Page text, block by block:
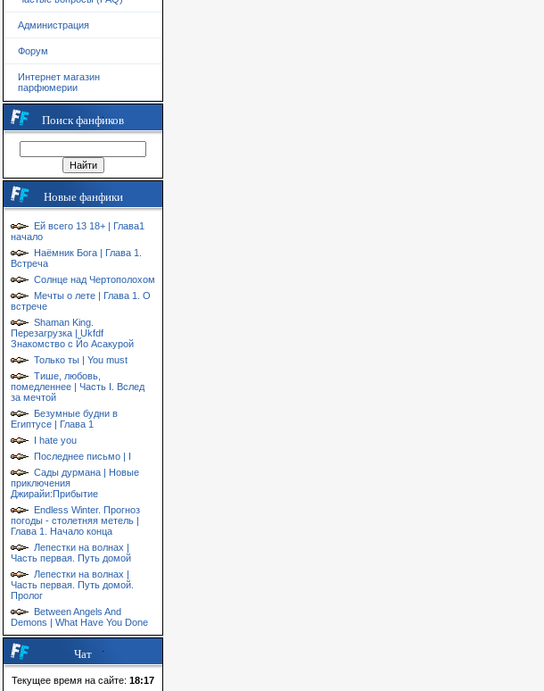
Администрация
Форум
Интернет магазин
парфюмерии
Поиск фанфиков
Новые фанфики
Ей всего 13 18+ | Глава1
начало
Наёмник Бога | Глава 1.
Встреча
Солнце над Чертополохом
Мечты о лете | Глава 1. О
встрече
Shaman King.
Перезагрузка | Ukfdf
Знакомство с Йо Асакурой
Только ты | You must
Тише, любовь,
помедленнее | Часть I. Вслед
за мечтой
Безумные будни в
Египтусе | Глава 1
I hate you
Последнее письмо | I
Сады дурмана | Новые
приключения
Джирайи:Прибытие
Endless Winter. Прогноз
погоды - столетняя метель |
Глава 1. Начало конца
Лепестки на волнах |
Часть первая. Путь домой
Лепестки на волнах |
Часть первая. Путь домой.
Пролог
Between Angels And
Demons | What Have You Done
Чат
Текущее время на сайте: 18:17